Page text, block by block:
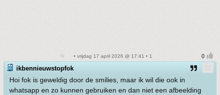
• vrijdag 17 april 2026 @ 17:41 • 1
ikbennieuwstopfok
Hoi fok is geweldig door de smilies, maar ik wil die ook in
whatsapp en zo kunnen gebruiken en dan niet een afbeelding